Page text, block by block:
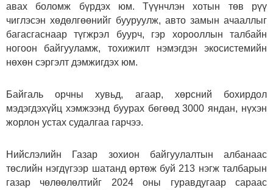
авах боломж бүрдэх юм. Түүнчлэн хотын төв рүү
чиглэсэн хөдөлгөөнийг бууруулж, авто замын ачааллыг
багасгаснаар түгжрэл буурч, гэр хорооллын талбайн
ногоон байгууламж, тохижилт нэмэгдэн экосистемийн
нөхөн сэргэлт дэмжигдэх юм.
Байгаль орчны хувьд, агаар, хөрсний бохирдол
мэдэгдэхүйц хэмжээнд буурах бөгөөд 3000 яндан, нүхэн
жорлон устах судалгаа гарчээ.
Нийслэлийн Газар зохион байгуулалтын албанаас
төслийн нэгдүгээр шатанд өртөж буй 213 нэгж талбарын
газар чөлөөлөлтийг 2024 оны гуравдугаар сараас